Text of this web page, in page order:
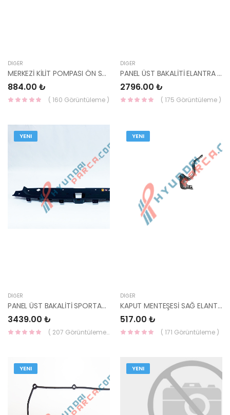
DIĞER
MERKEZİ KİLİT POMPASI ÖN SOL ERA/RİO/CERATO 2006- 95735-1G020-YS
884.00 ₺
( 160 Görüntüleme )
DIĞER
PANEL ÜST BAKALİTİ ELANTRA 2018- 86360-F2AA0-HMC
2796.00 ₺
( 175 Görüntüleme )
YENI
DIĞER
PANEL ÜST BAKALİTİ SPORTAGE 2016- 86361-D9000-HMC
3439.00 ₺
( 207 Görüntüleme )
YENI
DIĞER
KAPUT MENTEŞESİ SAĞ ELANTRA 2016- 79120-F2000-YS
517.00 ₺
( 171 Görüntüleme )
YENI YENI